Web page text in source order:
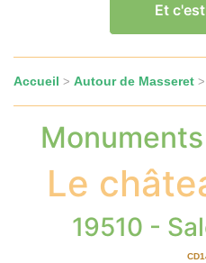
Et
Accueil > Autour de Masseret >
Le
19510 -